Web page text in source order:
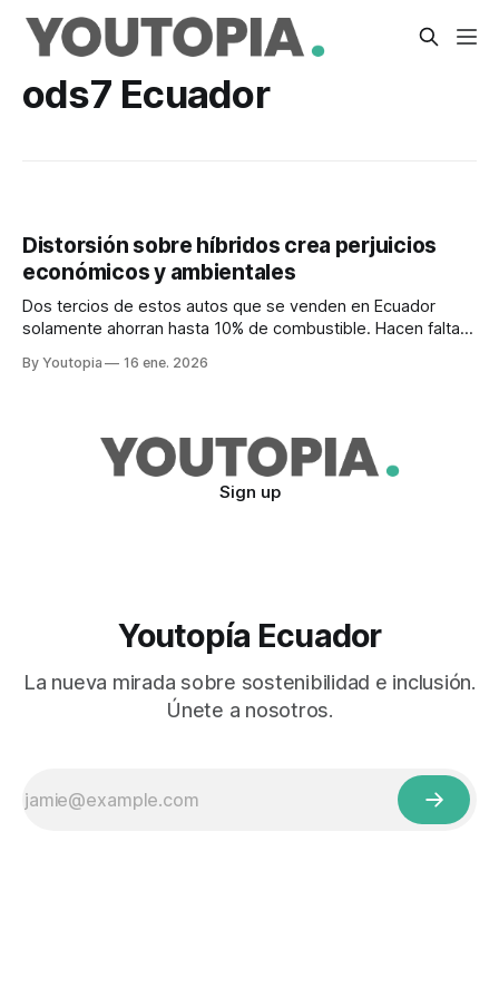
ods7 Ecuador
Distorsión sobre híbridos crea perjuicios
económicos y ambientales
Dos tercios de estos autos que se venden en Ecuador
solamente ahorran hasta 10% de combustible. Hacen falta
By Youtopia 16 ene. 2026
Sign up
Youtopía Ecuador
La nueva mirada sobre sostenibilidad e inclusión.
Únete a nosotros.